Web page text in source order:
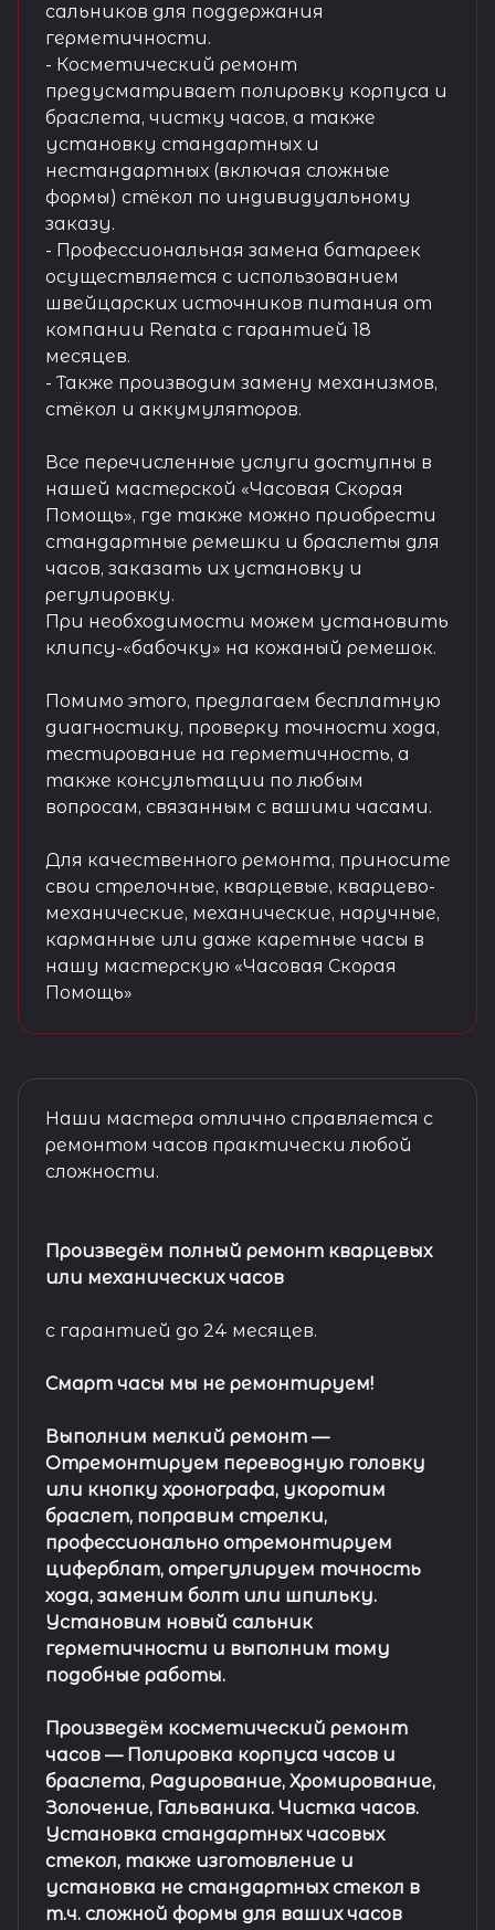
сальников для поддержания
герметичности.
- Косметический ремонт
предусматривает полировку корпуса и
браслета, чистку часов, а также
установку стандартных и
нестандартных (включая сложные
формы) стёкол по индивидуальному
заказу.
- Профессиональная замена батареек
осуществляется с использованием
швейцарских источников питания от
компании Renata с гарантией 18
месяцев.
- Также производим замену механизмов,
стёкол и аккумуляторов.
Все перечисленные услуги доступны в
нашей мастерской «Часовая Скорая
Помощь», где также можно приобрести
стандартные ремешки и браслеты для
часов, заказать их установку и
регулировку.
При необходимости можем установить
клипсу-«бабочку» на кожаный ремешок.
Помимо этого, предлагаем бесплатную
диагностику, проверку точности хода,
тестирование на герметичность, а
также консультации по любым
вопросам, связанным с вашими часами.
Для качественного ремонта, приносите
свои стрелочные, кварцевые, кварцево-
механические, механические, наручные,
карманные или даже каретные часы в
нашу мастерскую «Часовая Скорая
Помощь»
Наши мастера отлично справляется с
ремонтом часов практически любой
сложности.
Произведём полный ремонт кварцевых
или механических часов
с гарантией до 24 месяцев.
Смарт часы мы не ремонтируем!
Выполним мелкий ремонт —
Отремонтируем переводную головку
или кнопку хронографа, укоротим
браслет, поправим стрелки,
профессионально отремонтируем
циферблат, отрегулируем точность
хода, заменим болт или шпильку.
Установим новый сальник
герметичности и выполним тому
подобные работы.
Произведём косметический ремонт
часов — Полировка корпуса часов и
браслета, Радирование, Хромирование,
Золочение, Гальваника. Чистка часов.
Установка стандартных часовых
стекол, также изготовление и
установка не стандартных стекол в
т.ч. сложной формы для ваших часов